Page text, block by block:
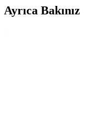
Ayrıca Bakınız